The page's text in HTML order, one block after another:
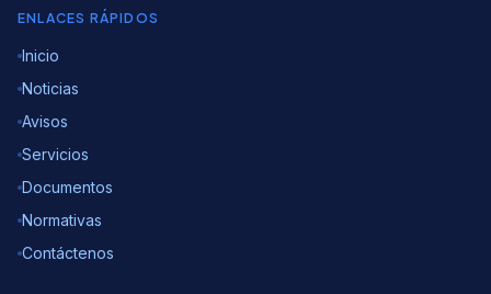
ENLACES RÁPIDOS
Inicio
Noticias
Avisos
Servicios
Documentos
Normativas
Contáctenos